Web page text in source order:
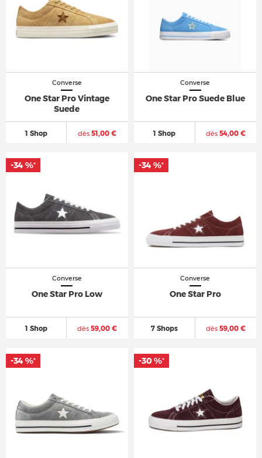
Converse
One Star Pro Vintage
Suede
1 Shop dès 51,00 €
Converse
One Star Pro Suede Blue
1 Shop dès54,00 €
Converse
One Star Pro Low
1 Shop dès 59,00 €
-34 %*
Converse
One Star Pro
7 Shops dès59,00 €
-34 %*
-34 %* -30 %*